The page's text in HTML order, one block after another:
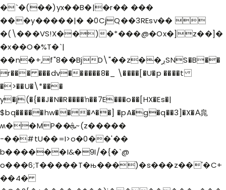
�`�(��)yx��B�|�r�� ���
���y�����|� �0CjQ��3REsv�� 
�(\���VS!X��)�*���@�Ox�]z��]�
�x��O�%T�`|
��n�+,f"8��BjD\"��z��ڔSNS�B��
r��� ���dv������8�_ \����[�U�p ����t
�>��U�\*���
y�j(�{��J�N�R����ŉ��7E���o��[HX�Es�|
$bq�����hw���^��] �pA�g�q��3]�X�А㿡
ʍ��MP��ܞ~(z�����
-��#tU��=I>o�0��'��
b������I&�9I/�{�`@
o���6;T�����T�њ���)�s���z��'�C+
��4�